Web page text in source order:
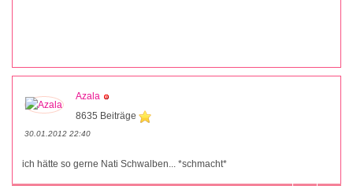
Azala
8635 Beiträge
30.01.2012 22:40
ich hätte so gerne Nati Schwalben... *schmacht*